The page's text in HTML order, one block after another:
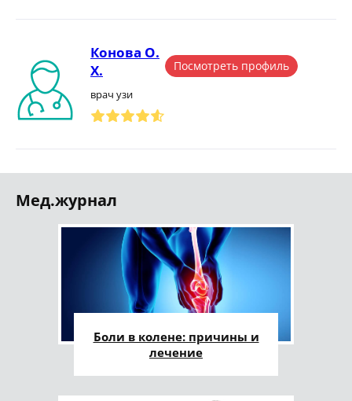
Конова О.
Х.
врач узи
Посмотреть профиль
Мед.журнал
Боли в колене: причины и
лечение